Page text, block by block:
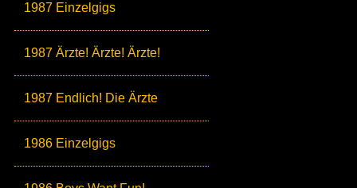
1987 Einzelgigs
1987 Ärzte! Ärzte! Ärzte!
1987 Endlich! Die Ärzte
1986 Einzelgigs